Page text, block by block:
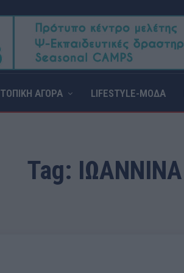
ΤΟΠΙΚΗ ΑΓΟΡΑ LIFESTYLE-ΜΟΔΑ
Tag: ΙΩΑΝΝΙΝΑ